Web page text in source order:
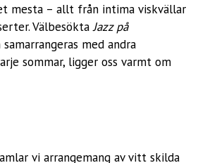
mesta – allt från intima viskvällar
VälbesöktaJazz på
samarrangeras med andra
sommar, ligger oss varmt om
vi arrangemang av vitt skilda